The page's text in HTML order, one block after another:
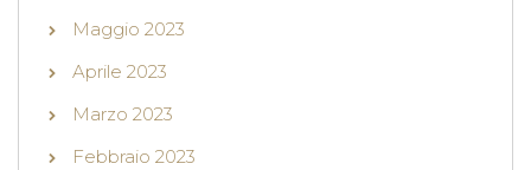
Maggio 2023
Aprile 2023
Marzo 2023
Febbraio 2023